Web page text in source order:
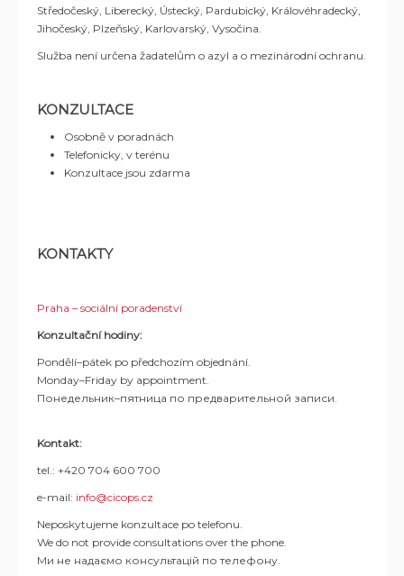
Středočeský, Liberecký, Ústecký, Pardubický, Královéhradecký,
Jihočeský, Plzeňský, Karlovarský, Vysočina.
Služba není určena žadatelům o azyl a o mezinárodní ochranu.
KONZULTACE
Osobně v poradnách
Telefonicky, v terénu
Konzultace jsou zdarma
KONTAKTY
Praha – sociální poradenství
Konzultační hodiny:
Pondělí–pátek po předchozím objednání.
Monday–Friday by appointment.
Понедельник–пятница по предварительной записи.
Kontakt:
tel.: +420 704 600 700
e-mail: info@cicops.cz
Neposkytujeme konzultace po telefonu.
We do not provide consultations over the phone.
Ми не надаємо консультацій по телефону.